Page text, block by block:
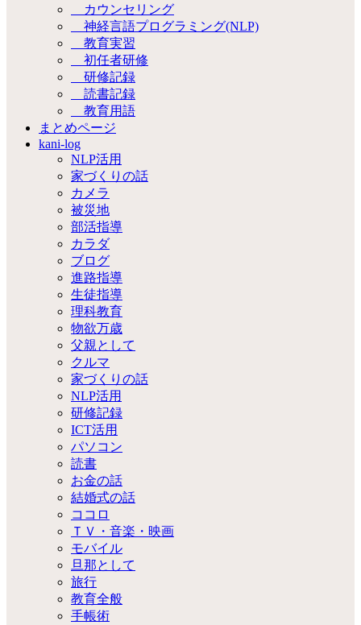
カウンセリング
神経言語プログラミング(NLP)
教育実習
初任者研修
研修記録
読書記録
教育用語
まとめページ
kani-log
NLP活用
家づくりの話
カメラ
被災地
部活指導
カラダ
ブログ
進路指導
生徒指導
理科教育
物欲万歳
父親として
クルマ
家づくりの話
NLP活用
研修記録
ICT活用
パソコン
読書
お金の話
結婚式の話
ココロ
ＴＶ・音楽・映画
モバイル
旦那として
旅行
教育全般
手帳術